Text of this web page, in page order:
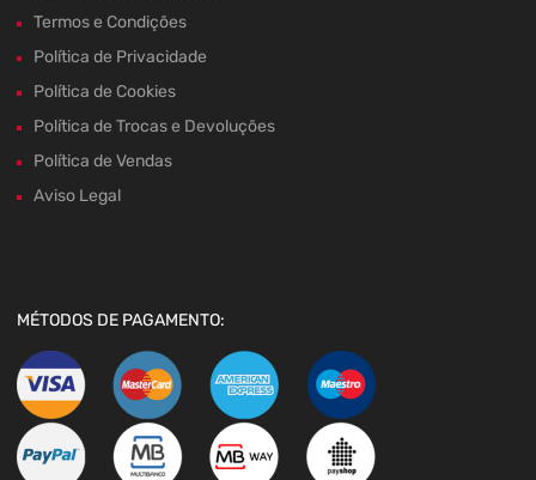
Termos e Condições
Política de Privacidade
Política de Cookies
Política de Trocas e Devoluções
Política de Vendas
Aviso Legal
MÉTODOS DE PAGAMENTO: